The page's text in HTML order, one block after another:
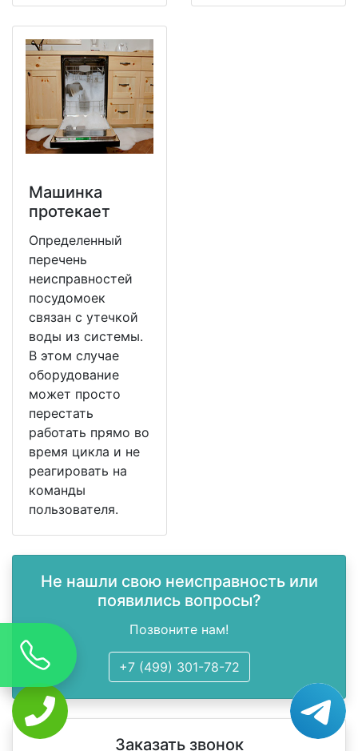
Машинка
протекает
Определенный
перечень
неисправностей
посудомоек
связан с утечкой
воды из системы.
В этом случае
оборудование
может просто
перестать
работать прямо во
время цикла и не
реагировать на
команды
пользователя.
Не нашли свою неисправность или
появились вопросы?
Позвоните нам!
+7 (499) 301-78-72
Заказать звонок